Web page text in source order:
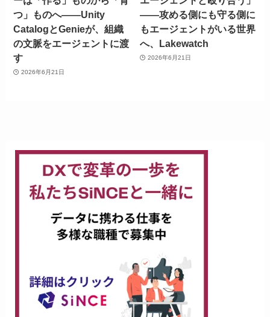
つ」ものへ——Unity
CatalogとGenieが、組織
の文脈をエージェントに渡
す
2026年6月21日
——攻める側にも守る側に
もエージェントがいる世界
へ、Lakewatch
2026年6月21日